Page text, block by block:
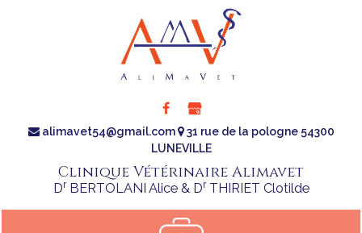
alimavet54@gmail.com
31 rue de la pologne 54300
LUNEVILLE
Clinique Vétérinaire Alimavet
Dr BERTOLANI Alice & Dr THIRIET Clotilde